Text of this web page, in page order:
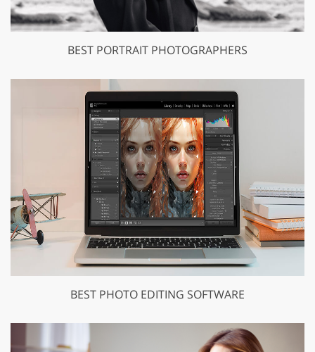
BEST PORTRAIT PHOTOGRAPHERS
BEST PHOTO EDITING SOFTWARE